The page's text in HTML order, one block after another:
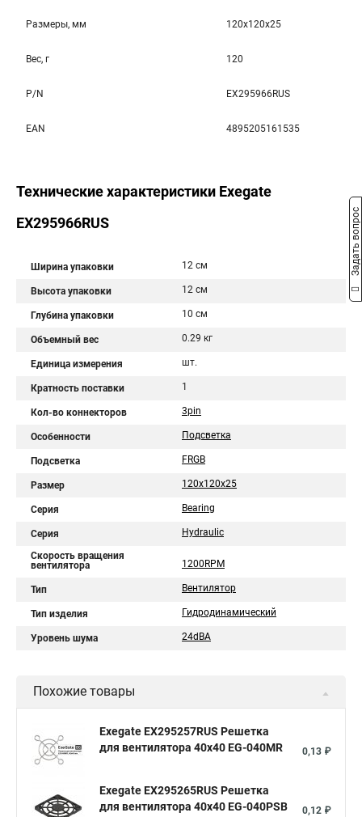
Размеры, мм 120x120x25
Вес, г 120
P/N EX295966RUS
EAN 4895205161535
Технические характеристики Exegate
EX295966RUS
Ширина упаковки 12 см
Высота упаковки 12 см
Глубина упаковки 10 см
Объемный вес 0.29 кг
Единица измерения шт.
Кратность поставки 1
Кол-во коннекторов 3pin
Особенности Подсветка
Подсветка FRGB
Размер 120x120x25
Серия Bearing
Серия Hydraulic
Скорость вращения
вентилятора
1200RPM
Тип Вентилятор
Тип изделия Гидродинамический
Уровень шума 24dBA
Похожие товары
Exegate EX295257RUS Решетка
для вентилятора 40x40 EG-040MR
0,13 ₽
Exegate EX295265RUS Решетка
для вентилятора 40x40 EG-040PSB
0,12 ₽
Задать вопрос